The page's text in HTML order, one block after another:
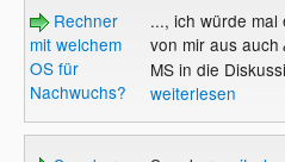
Rechner
mit welchem
OS für
Nachwuchs?
..., ich würde mal
von mir aus auch
MS in die
weiterlesen